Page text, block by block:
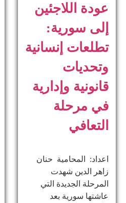
عودة اللاجئين
إلى سورية:
تطلعات إنسانية
وتحديات
قانونية وإدارية
في مرحلة
التعافي
اعداد: المحامية حنان
زاهر الدين ​شهدت
المرحلة الجديدة التي
عاشتها سورية بعد